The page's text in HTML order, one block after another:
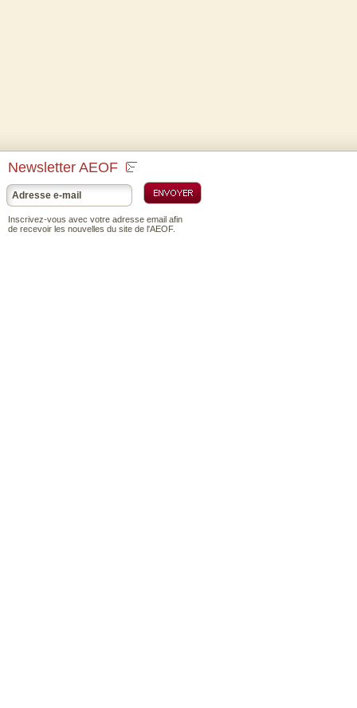
Newsletter AEOF
Inscrivez-vous avec votre adresse email afin
de recevoir les nouvelles du site de l'AEOF.